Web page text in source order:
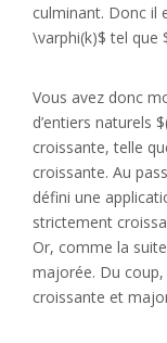
culminant. Donc il
\varphi(k)$ tel que
Vous avez donc
d’entiers naturels
croissante, telle
croissante. Au
défini une
strictement
Or, comme la
majorée. Du coup,
croissante et